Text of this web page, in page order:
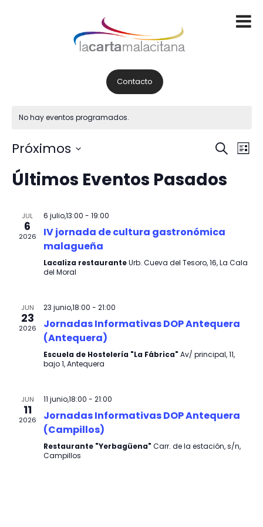
Contacto
No hay eventos programados.
N
v
g
c
n
e
s
q
BuscarN
c
Lista
Próximos
la
Últimos Eventos Pasados
JUL
6
2026
6 julio,13:00 - 19:00
IV jornada de cultura gastronómica
malagueña
Lacaliza restauranteUrb. Cueva del Tesoro, 16, La Cala
del Moral
JUN
23
2026
23 junio,18:00 - 21:00
Jornadas Informativas DOP Antequera
(Antequera)
Escuela de Hostelería "La Fábrica" Av/ principal, 11,
bajo 1, Antequera
JUN
11
2026
11 junio,18:00 - 21:00
Jornadas Informativas DOP Antequera
(Campillos)
Restaurante "Yerbagüena" Carr. de la estación, s/n,
Campillos